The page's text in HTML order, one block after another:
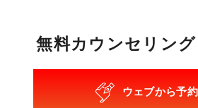
無料カ ウ ンセ リ ング
ウェブから予約